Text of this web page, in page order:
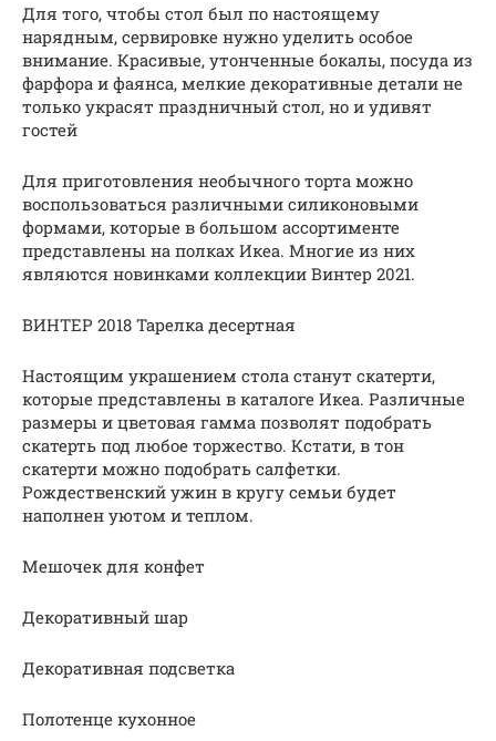
Для того, чтобы стол был по настоящему
нарядным, сервировке нужно уделить особое
внимание. Красивые, утонченные бокалы, посуда из
фарфора и фаянса, мелкие декоративные детали не
только украсят праздничный стол, но и удивят
гостей
Для приготовления необычного торта можно
воспользоваться различными силиконовыми
формами, которые в большом ассортименте
представлены на полках Икеа. Многие из них
являются новинками коллекции Винтер 2021.
ВИНТЕР 2018 Тарелка десертная
Настоящим украшением стола станут скатерти,
которые представлены в каталоге Икеа. Различные
размеры и цветовая гамма позволят подобрать
скатерть под любое торжество. Кстати, в тон
скатерти можно подобрать салфетки.
Рождественский ужин в кругу семьи будет
наполнен уютом и теплом.
Мешочек для конфет
Декоративный шар
Декоративная подсветка
Полотенце кухонное